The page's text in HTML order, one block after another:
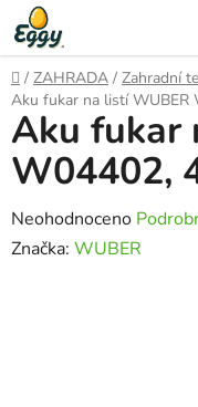
Přejít
na
obsah
Domů
/ ZAHRADA / Zahradní
Aku fukar na listí WUBER
Aku fukar
W04402,
Průměrné
hodnocení
Neohodnoceno
Značka: WUBER